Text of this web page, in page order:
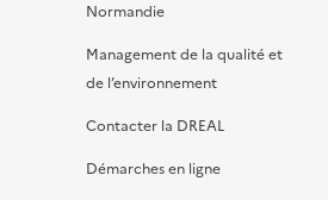
Normandie
Management de la qualité et
de l’environnement
Contacter la DREAL
Démarches en ligne